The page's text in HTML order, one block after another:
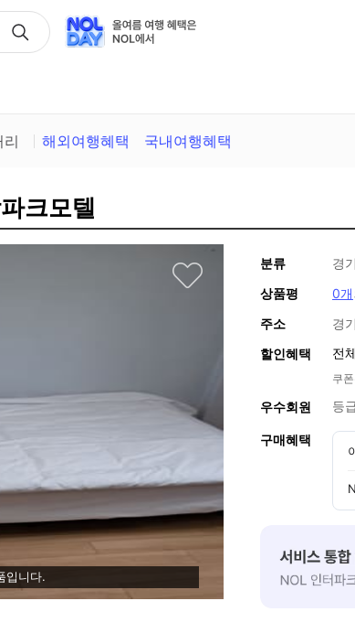
리 해외여행혜택 국내여행혜택
크모텔
입니다.
분류
경
상품평
0개
주소
경
할인혜택 전
쿠
우수회원 등
구매혜택